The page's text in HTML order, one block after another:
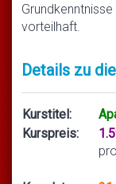
vorteilhaft.
Details zu
Kurstitel:
Kurspreis: